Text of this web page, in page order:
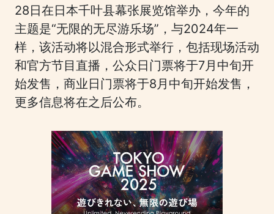
28日在日本千叶县幕张展览馆举办，今年的
主题是“无限的无尽游乐场”，与2024年一
样，该活动将以混合形式举行，包括现场活动
和官方节目直播，公众日门票将于7月中旬开
始发售，商业日门票将于8月中旬开始发售，
更多信息将在之后公布。